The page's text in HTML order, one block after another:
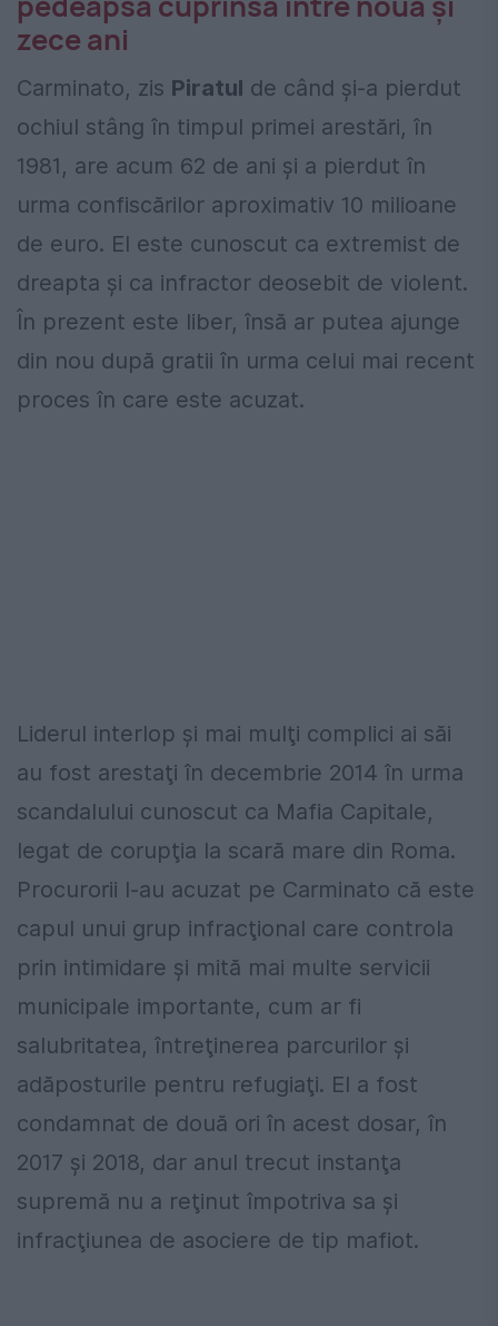
zece ani
Carminato, zis Piratul de când şi-a pierdut
ochiul stâng în timpul primei arestări, în
1981, are acum 62 de ani şi a pierdut în
urma confiscărilor aproximativ 10 milioane
de euro. El este cunoscut ca extremist de
dreapta şi ca infractor deosebit de violent.
În prezent este liber, însă ar putea ajunge
din nou după gratii în urma celui mai recent
proces în care este acuzat.
Liderul interlop şi mai mulţi complici ai săi
au fost arestaţi în decembrie 2014 în urma
scandalului cunoscut ca Mafia Capitale,
legat de corupţia la scară mare din Roma.
Procurorii l-au acuzat pe Carminato că este
capul unui grup infracţional care controla
prin intimidare şi mită mai multe servicii
municipale importante, cum ar fi
salubritatea, întreţinerea parcurilor şi
adăposturile pentru refugiaţi. El a fost
condamnat de două ori în acest dosar, în
2017 şi 2018, dar anul trecut instanţa
supremă nu a reţinut împotriva sa şi
infracţiunea de asociere de tip mafiot.